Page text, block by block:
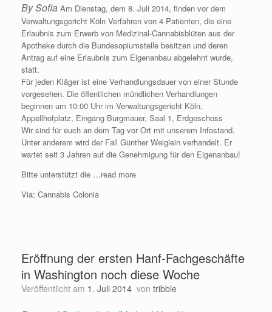
By Sofia Am Dienstag, dem 8. Juli 2014, finden vor dem
Verwaltungsgericht Köln Verfahren von 4 Patienten, die eine
Erlaubnis zum Erwerb von Medizinal-Cannabisblüten aus der
Apotheke durch die Bundesopiumstelle besitzen und deren
Antrag auf eine Erlaubnis zum Eigenanbau abgelehnt wurde,
statt.
Für jeden Kläger ist eine Verhandlungsdauer von einer Stunde
vorgesehen. Die öffentlichen mündlichen Verhandlungen
beginnen um 10:00 Uhr im Verwaltungsgericht Köln,
Appellhofplatz, Eingang Burgmauer, Saal 1, Erdgeschoss
Wir sind für euch an dem Tag vor Ort mit unserem Infostand.
Unter anderem wird der Fall Günther Weiglein verhandelt. Er
wartet seit 3 Jahren auf die Genehmigung für den Eigenanbau!
Bitte unterstützt die …read more
Via: Cannabis Colonia
Eröffnung der ersten Hanf-Fachgeschäfte
in Washington noch diese Woche
Veröffentlicht am 1. Juli 2014 von tribble